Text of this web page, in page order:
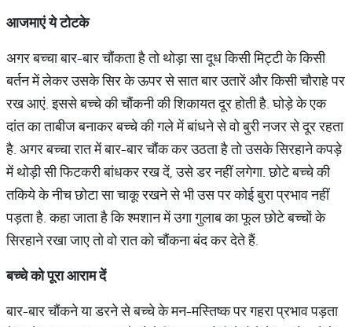
आजमाएं ये टोटके
अगर बच्चा बार-बार चौंकता है तो थोड़ा सा दूध किसी मिट्टी के किसी
बर्तन में लेकर उसके सिर के ऊपर से सात बार उतारें और किसी चौराहे पर
रख आएं. इससे बच्चे की चौंकनी की शिकायत दूर होती है. घोड़े के एक
दांत का ताबीज बनाकर बच्चे की गले में बांधने से वो बुरी नजर से दूर रहता
है. अगर बच्चा रात में बार-बार चौंक कर उठता है तो उसके सिरहाने कपड़े
में थोड़ी सी फिटकरी बांधकर रख दें, उसे डर नहीं लगेगा. छोटे बच्चे की
तकिये के नीच छोटा सा चाकू रखने से भी उस पर कोई बुरा प्रभाव नहीं
पड़ता है. कहा जाता है कि श्मशान में उगा गुलाब का फूल छोटे बच्चों के
सिरहाने रखा जाए तो वो रात को चौंकना बंद कर देते हैं.
बच्चे को पूरा आराम दें
बार-बार चौंकने या डरने से बच्चे के मन-मस्तिष्क पर गहरा प्रभाव पड़ता